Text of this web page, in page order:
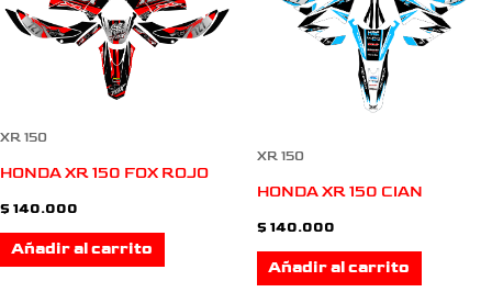
XR 150
HONDA XR 150 FOX ROJO
$ 140.000
Añadir al carrito
XR 150
HONDA XR 150 CIAN
$ 140.000
Añadir al carrito